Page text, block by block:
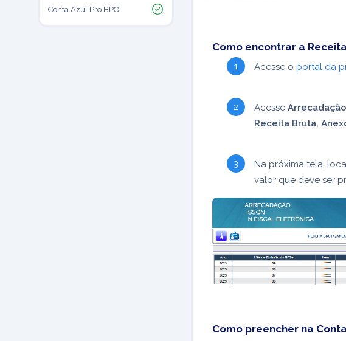
Conta Azul Pro BPO
Como encontrar a
Acesse o portal da
Acesse Arrecadação
Receita Bruta,
Na próxima tela,
valor que deve ser
Como preencher na